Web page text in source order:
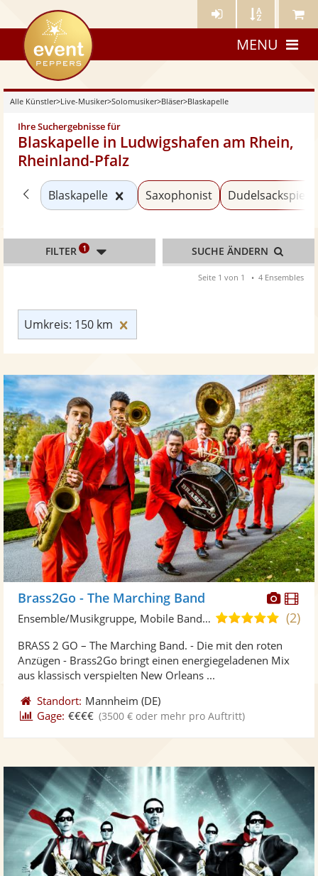
Künstler- Künstler Meine
eventpeppers
MENU
Alle Künstler>Live-Musiker>Solomusiker>Bläser>Blaskapelle
Ihre Suchergebnisse für
Blaskapelle in Ludwigshafen am Rhein,
Rheinland-Pfalz
Zurück zu «Bläser»
Blaskapelle Kategorie «Blaskapelle»
Saxophonist
Umkreis: 150 km
FILTER 1 SUCHE ÄNDERN
Seite 1 von 1 4 Ensembles
Fotos
Brass2Go - The Marching Band
5,0
5
(2)
Ensemble/Musikgruppe, Mobile Band/Walking Act
BRASS 2 GO – The Marching Band. - Die mit den roten
Anzügen - Brass2Go bringt einen energiegeladenen Mix
aus klassisch verspielten New Orleans ...
Standort: Mannheim (DE)
Gage: €€€€ (3500 € oder mehr pro Auftritt)